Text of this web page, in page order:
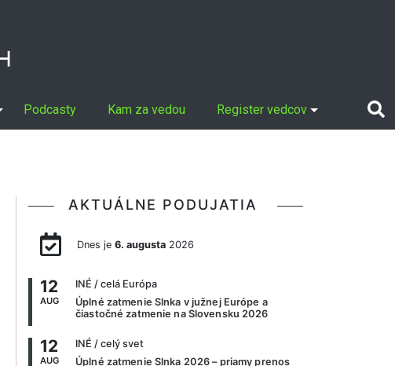
Podcasty Kam za vedou Register vedcov
AKTUÁLNE PODUJATIA
Dnes je 6. augusta2026
12
AUG
INÉ / celá Európa
Úplné zatmenie Slnka v južnej Európe a
čiastočné zatmenie na Slovensku 2026
12
AUG
INÉ / celý svet
Úplné zatmenie Slnka 2026 – priamy prenos